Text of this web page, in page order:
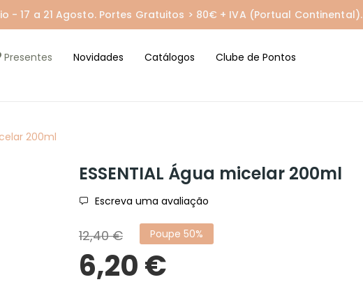
- 17 a 21 Agosto. Portes Gratuitos > 80€ + IVA (Portual Continental).
Presentes Novidades Catálogos
Clube de Pontos
200ml
ESSENTIAL Água micelar 200ml
Escreva uma avaliação
12,40 € Poupe 50%
6,20 €